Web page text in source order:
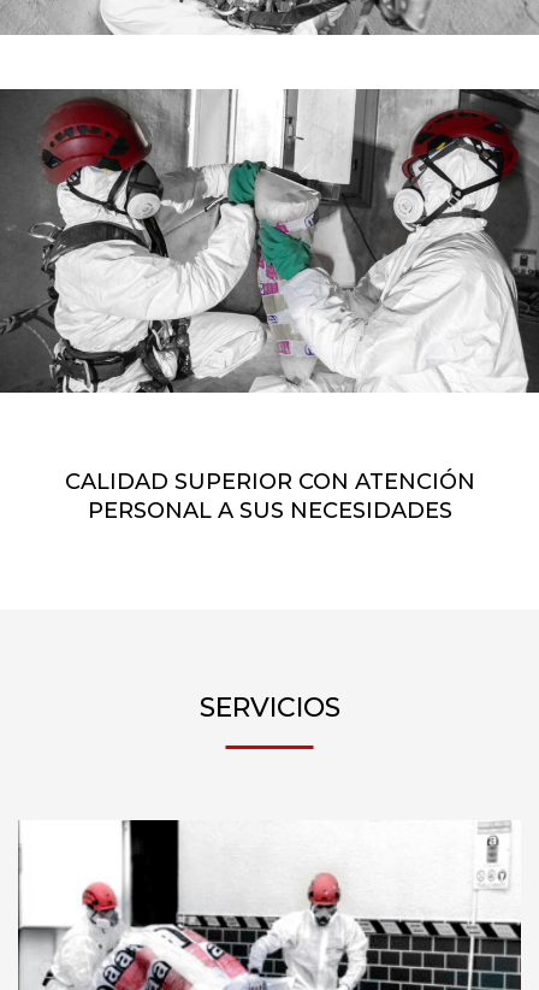
CALIDAD SUPERIOR CON ATENCIÓN
PERSONAL A SUS NECESIDADES
SERVICIOS